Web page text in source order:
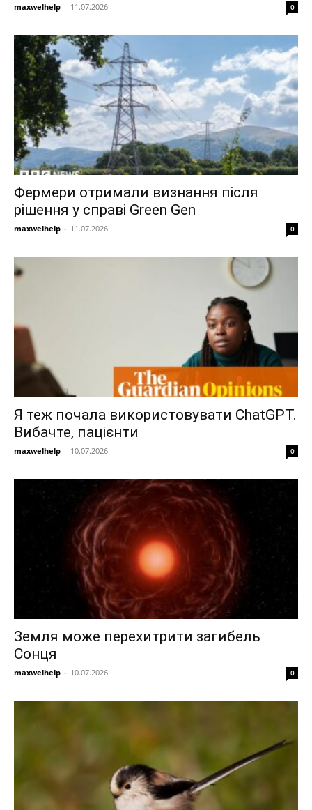
maxwelhelp - 11.07.2026 0
Фермери отримали визнання після
рішення у справі Green Gen
maxwelhelp - 11.07.2026 0
Я теж почала використовувати ChatGPT.
Вибачте, пацієнти
maxwelhelp - 10.07.2026 0
Земля може перехитрити загибель
Сонця
maxwelhelp - 10.07.2026 0